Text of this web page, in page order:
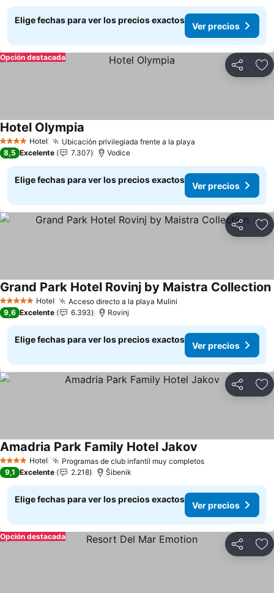
Elige fechas para ver los precios exactos
Ver precios
Compartir
Opción destacada
4 EstrellasHotel Ubicación privilegiada frente a la playa
Hotel Olympia
8,5 Excelente 7.307 Vodice
Elige fechas para ver los precios exactos
Ver precios
Compartir
5 Estrellas Hotel Acceso directo a la playa Mulini
Grand Park Hotel Rovinj by Maistra Collection
9,6 Excelente 6.393 Rovinj
Elige fechas para ver los precios exactos
Ver precios
Compartir
4 EstrellasHotel Programas de club infantil muy completos
Amadria Park Family Hotel Jakov
9,1 Excelente 2.218 Šibenik
Elige fechas para ver los precios exactos
Ver precios
Compartir
Opción destacada